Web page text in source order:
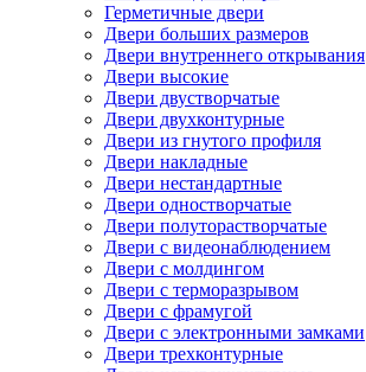
Герметичные двери
Двери больших размеров
Двери внутреннего открывания
Двери высокие
Двери двустворчатые
Двери двухконтурные
Двери из гнутого профиля
Двери накладные
Двери нестандартные
Двери одностворчатые
Двери полуторастворчатые
Двери с видеонаблюдением
Двери с молдингом
Двери с терморазрывом
Двери с фрамугой
Двери с электронными замками
Двери трехконтурные